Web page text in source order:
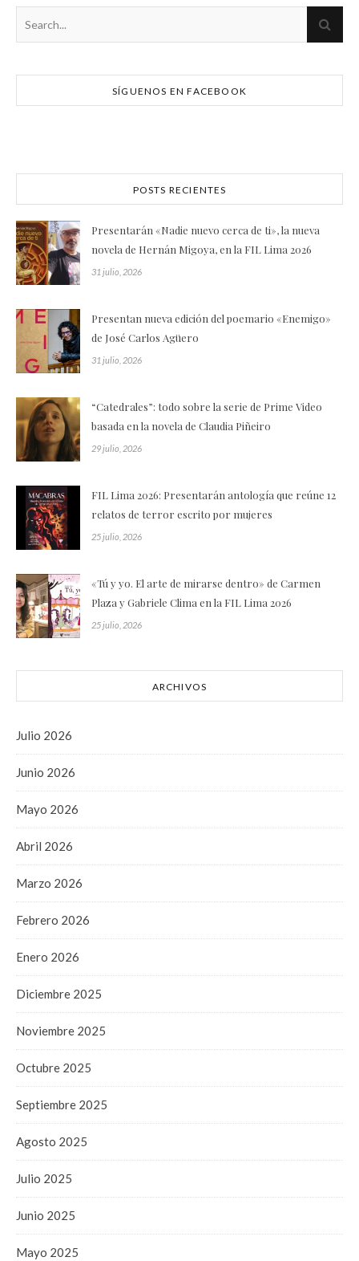
SÍGUENOS EN FACEBOOK
POSTS RECIENTES
Presentarán «Nadie nuevo cerca de ti», la nueva
novela de Hernán Migoya, en la FIL Lima 2026
31 julio, 2026
Presentan nueva edición del poemario «Enemigo»
de José Carlos Agüero
31 julio, 2026
“Catedrales”: todo sobre la serie de Prime Video
basada en la novela de Claudia Piñeiro
29 julio, 2026
FIL Lima 2026: Presentarán antología que reúne 12
relatos de terror escrito por mujeres
25 julio, 2026
«Tú y yo. El arte de mirarse dentro» de Carmen
Plaza y Gabriele Clima en la FIL Lima 2026
25 julio, 2026
ARCHIVOS
Julio 2026
Junio 2026
Mayo 2026
Abril 2026
Marzo 2026
Febrero 2026
Enero 2026
Diciembre 2025
Noviembre 2025
Octubre 2025
Septiembre 2025
Agosto 2025
Julio 2025
Junio 2025
Mayo 2025